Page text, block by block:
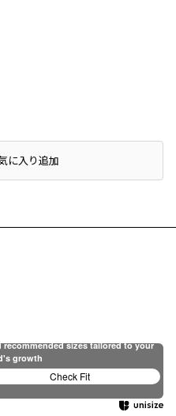
に入り追加
recommended sizes tailored to your
growth
Check Fit